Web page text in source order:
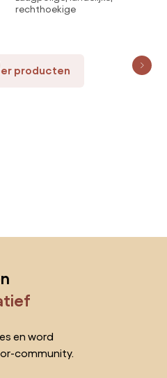
rechthoekige
producten
en word
community.